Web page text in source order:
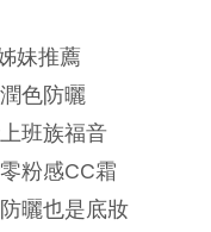
妹推薦
色防曬
班族福音
粉感CC霜
曬也是底妝